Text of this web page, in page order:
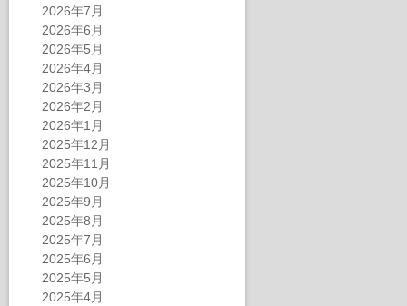
2026年7月
2026年6月
2026年5月
2026年4月
2026年3月
2026年2月
2026年1月
2025年12月
2025年11月
2025年10月
2025年9月
2025年8月
2025年7月
2025年6月
2025年5月
2025年4月